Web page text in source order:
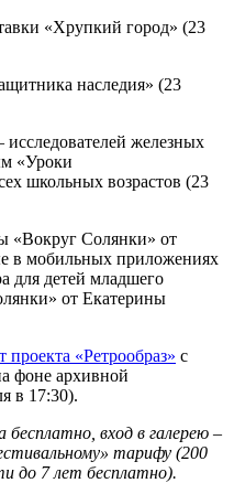
«Хрупкий город» (23
наследия» (23
железных
«Уроки
школьных возрастов (23
«Вокруг Солянки» от
в мобильных приложениях
для детей младшего
от Екатерины
«Ретрообраз» с
фоне архивной
в 17:30).
бесплатно, вход в галерею –
тарифу (200
до 7 лет бесплатно).